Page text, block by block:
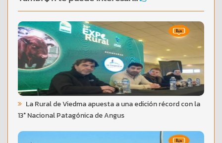
La Rural de Viedma apuesta a una edición récord con la
13° Nacional Patagónica de Angus